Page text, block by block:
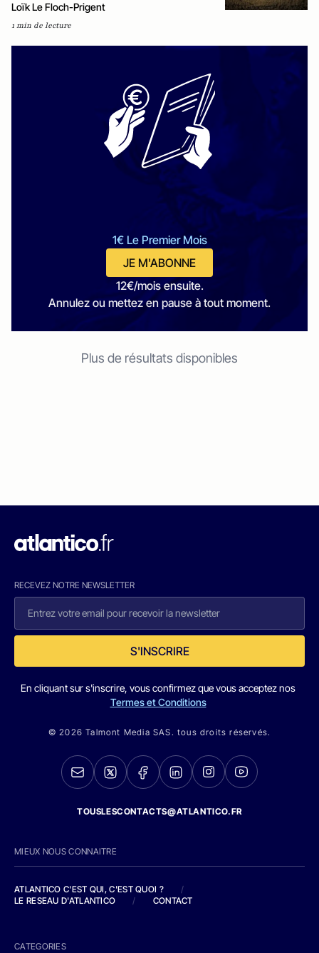
Loïk Le Floch-Prigent
1 min de lecture
1€ Le Premier Mois
JE M'ABONNE
12€/mois ensuite.
Annulez ou mettez en pause à tout moment.
Plus de résultats disponibles
RECEVEZ NOTRE NEWSLETTER
S'INSCRIRE
En cliquant sur s'inscrire, vous confirmez que vous acceptez nos
Termes et Conditions
© 2026 Talmont Media SAS. tous droits réservés.
TOUSLESCONTACTS@ATLANTICO.FR
MIEUX NOUS CONNAITRE
ATLANTICO C'EST QUI, C'EST QUOI ?
/
LE RESEAU D'ATLANTICO
/ CONTACT
CATEGORIES